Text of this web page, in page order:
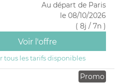
Au départ de Paris
le 08/10/2026
( 8j / 7n )
Voir l'offre
tous les tarifs disponibles
Promo